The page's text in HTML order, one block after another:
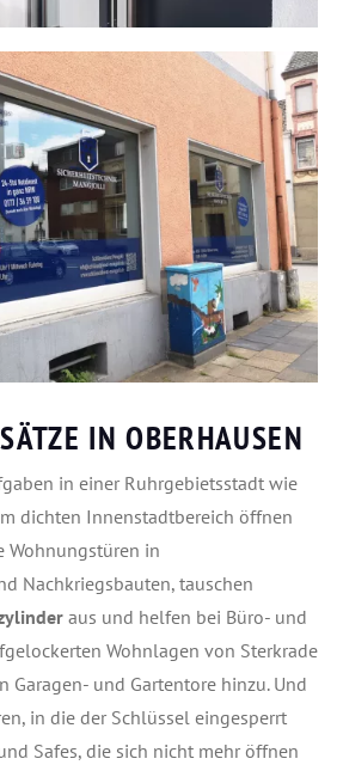
IN OBERHAUSEN
in einer Ruhrgebietsstadt wie
dichten Innenstadtbereich öffnen
in
Nachkriegsbauten, tauschen
aus und helfen bei Büro- und
Wohnlagen von Sterkrade
Garagen- und Gartentore hinzu. Und
in die der Schlüssel eingesperrt
Safes, die sich nicht mehr öffnen